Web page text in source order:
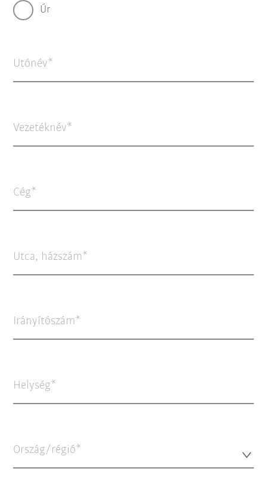
Úr
Utónév
Vezetéknév
Cég
Utca, házszám
Irányítószám
Helység
Ország/régió*